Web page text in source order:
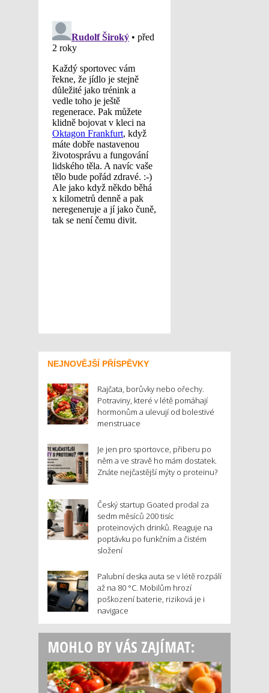
NEJNOVĚJŠÍ PŘÍSPĚVKY
Rajčata, borůvky nebo ořechy.
Potraviny, které v létě pomáhají
hormonům a ulevují od bolestivé
menstruace
Je jen pro sportovce, přiberu po
něm a ve stravě ho mám dostatek.
Znáte nejčastější mýty o proteinu?
Český startup Goated prodal za
sedm měsíců 200 tisíc
proteinových drinků. Reaguje na
poptávku po funkčním a čistém
složení
Palubní deska auta se v létě rozpálí
až na 80 °C. Mobilům hrozí
poškození baterie, riziková je i
navigace
MOHLO BY VÁS ZAJÍMAT: